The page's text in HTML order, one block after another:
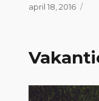
Geplaatst
april 18, 2016